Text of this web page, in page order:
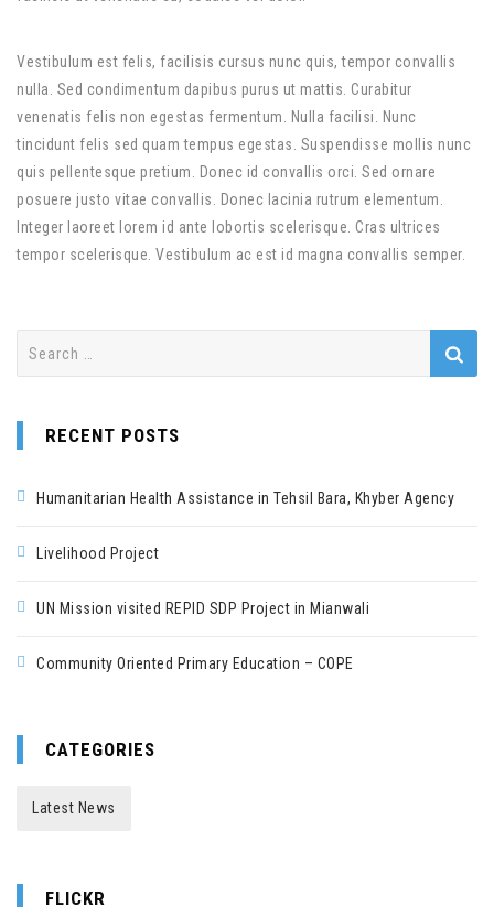
Vestibulum est felis, facilisis cursus nunc quis, tempor convallis
nulla. Sed condimentum dapibus purus ut mattis. Curabitur
venenatis felis non egestas fermentum. Nulla facilisi. Nunc
tincidunt felis sed quam tempus egestas. Suspendisse mollis nunc
quis pellentesque pretium. Donec id convallis orci. Sed ornare
posuere justo vitae convallis. Donec lacinia rutrum elementum.
Integer laoreet lorem id ante lobortis scelerisque. Cras ultrices
tempor scelerisque. Vestibulum ac est id magna convallis semper.
RECENT POSTS
Humanitarian Health Assistance in Tehsil Bara, Khyber Agency
Livelihood Project
UN Mission visited REPID SDP Project in Mianwali
Community Oriented Primary Education – COPE
CATEGORIES
Latest News
FLICKR